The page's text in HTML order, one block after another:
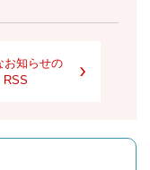
お知らせの
RSS